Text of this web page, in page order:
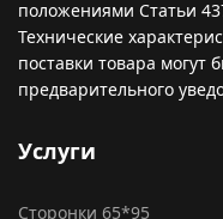
положениями Статьи
Технические
поставки товара
предварительного
Услуги
Сторонки 65*95